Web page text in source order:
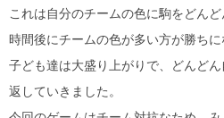
これは自分のチームの色に駒をどん
時間後にチームの色が多い方が勝ちに
子ども達は大盛り上がりで、どんど
返していきました。